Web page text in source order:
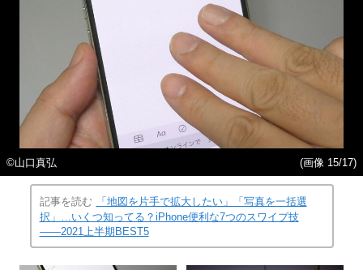
©︎山口真弘 (画像 15/17)
記事を読む
「地図を片手で拡大したい」「写真を一括選
択」…いくつ知ってる？iPhone便利な7つのスワイプ技
――2021上半期BEST5